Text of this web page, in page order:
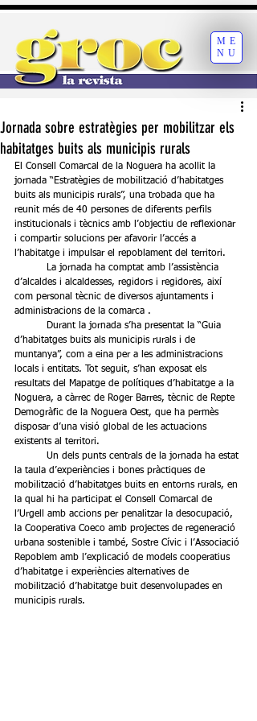
ME
NU
Jornada sobre estratègies per mobilitzar els
habitatges buits als municipis rurals
El Consell Comarcal de la Noguera ha acollit la
jornada “Estratègies de mobilització d’habitatges
buits als municipis rurals”, una trobada que ha
reunit més de 40 persones de diferents perfils
institucionals i tècnics amb l’objectiu de reflexionar
i compartir solucions per afavorir l’accés a
l’habitatge i impulsar el repoblament del territori.
d’alcaldes i alcaldesses, regidors i regidores, així
com personal tècnic de diversos ajuntaments i
administracions de la comarca .
d’habitatges buits als municipis rurals i de
muntanya”, com a eina per a les administracions
locals i entitats. Tot seguit, s’han exposat els
resultats del Mapatge de polítiques d’habitatge a la
Noguera, a càrrec de Roger Barres, tècnic de Repte
Demogràfic de la Noguera Oest, que ha permès
disposar d’una visió global de les actuacions
existents al territori.
la taula d’experiències i bones pràctiques de
mobilització d’habitatges buits en entorns rurals, en
la qual hi ha participat el Consell Comarcal de
l’Urgell amb accions per penalitzar la desocupació,
la Cooperativa Coeco amb projectes de regeneració
urbana sostenible i també, Sostre Cívic i l’Associació
Repoblem amb l’explicació de models cooperatius
d’habitatge i experiències alternatives de
mobilització d’habitatge buit desenvolupades en
municipis rurals.